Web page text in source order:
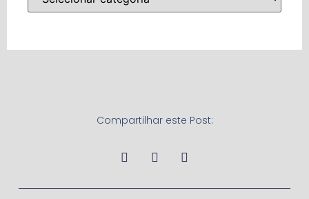
Compartilhar este Post: